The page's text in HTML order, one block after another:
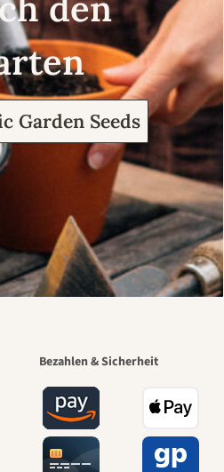
Garden Seeds
Bezahlen & Sicherheit